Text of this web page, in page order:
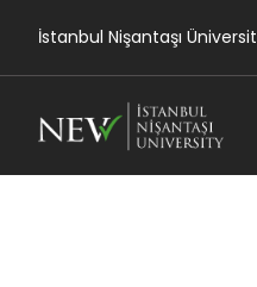
İstanbul Nişantaşı